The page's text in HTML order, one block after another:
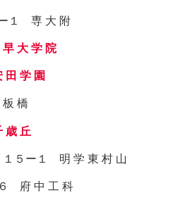
１ 専 大 附
早 大 学 院
田 学 園
橋
歳 丘
５ー１ 明 学 東 村 山
府 中 工 科